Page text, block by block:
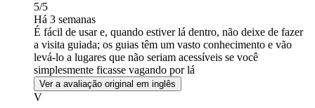
5/5
Há 3 semanas
É fácil de usar e, quando estiver lá dentro, não deixe de fazer
a visita guiada; os guias têm um vasto conhecimento e vão
levá-lo a lugares que não seriam acessíveis se você
simplesmente ficasse vagando por lá
Ver a avaliação original em inglês
V